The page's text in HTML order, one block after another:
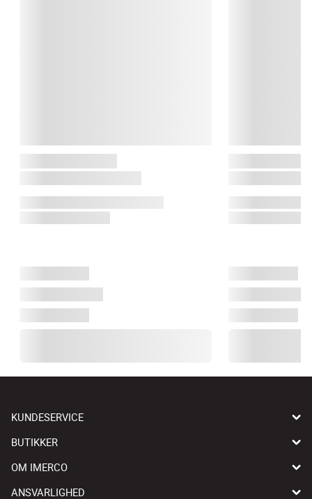
KUNDESERVICE
BUTIKKER
OM IMERCO
ANSVARLIGHED